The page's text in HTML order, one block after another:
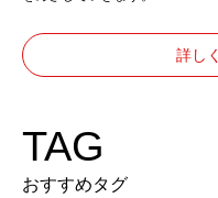
詳し
TAG
おすすめタグ